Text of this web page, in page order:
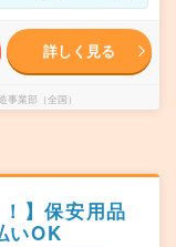
詳しく見る
業部（全国）
】保安用品
いOK